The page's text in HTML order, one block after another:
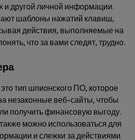
и другой личной информации.
шаблоны нажатий клавиш,
действия, выполняемые на
что за вами следят, трудно.
тип шпионского ПО, которое
незаконные веб-сайты, чтобы
получить финансовую выгоду.
можно использоваться для
и слежки за действиями